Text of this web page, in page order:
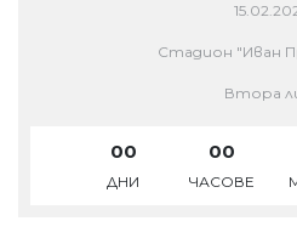
Стадион "Иван
Втора
00
ДНИ
00
ЧАСОВЕ